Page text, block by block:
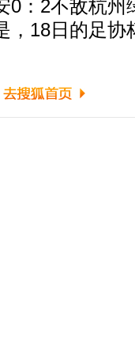
2不敌杭州
，18日的足协